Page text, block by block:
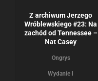
Z archiwum Jerzego
Wróblewskiego #23: Na
zachód od Tennessee –
Nat Casey
Ongrys
Wydanie I